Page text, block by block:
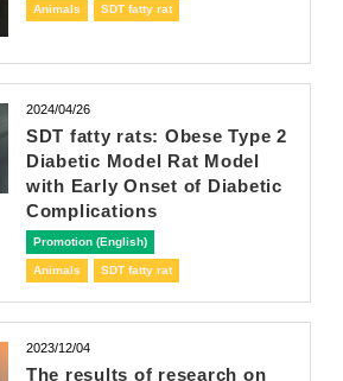
Animals SDT fatty rat
2024/04/26
SDT fatty rats: Obese Type 2
Diabetic Model Rat Model
with Early Onset of Diabetic
Complications
Promotion (English)
Animals SDT fatty rat
2023/12/04
The results of research on